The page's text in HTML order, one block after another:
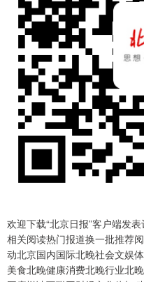
欢迎下载“北京日报”客户端发
相关阅读热门报道换一批推荐
动北京国内国际北晚社会文娱
美食北晚健康消费北晚行业北